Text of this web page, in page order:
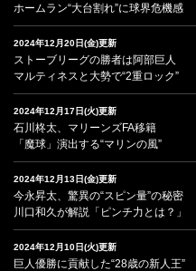
ホームラン“大台割れ”に球界危機感
2024年12月20日(金)更新
ストーブリーグの勝者は阿部巨人
マルティネスと大勢で“2重ロック”
2024年12月17日(火)更新
石川柊太、マリーンズFA移籍
「魔球」演出する“マリンの風”
2024年12月13日(金)更新
今永昇太、驚異の“スピン量”の秘密
川口和久が解説「ピンチ力とは？」
2024年12月10日(火)更新
巨人優勝に貢献した“28歳の新人王”